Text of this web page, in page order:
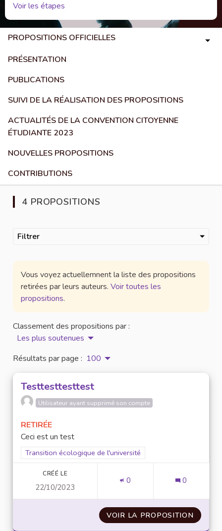
Voir les étapes
PROPOSITIONS OFFICIELLES
PRÉSENTATION
PUBLICATIONS
SUIVI DE LA RÉALISATION DES PROPOSITIONS
ACTUALITÉS DE LA CONVENTION CITOYENNE
ÉTUDIANTE 2023
NOUVELLES PROPOSITIONS
CONTRIBUTIONS
4 PROPOSITIONS
Filtrer
Vous voyez actuellemnent la liste des propositions
retirées par leurs auteurs. Voir toutes les
propositions.
Classement des propositions par :
Les plus soutenues
Résultats par page : 100
Testtesttesttest
Utilisateur ayant supprimé son compte
RETIRÉE
Ceci est un test
Filtrer les résultats pour le secteur : Transition écologique
Transition écologique de l'université
CRÉÉ LE
22/10/2023
0 0
VOIR LA PROPOSITION